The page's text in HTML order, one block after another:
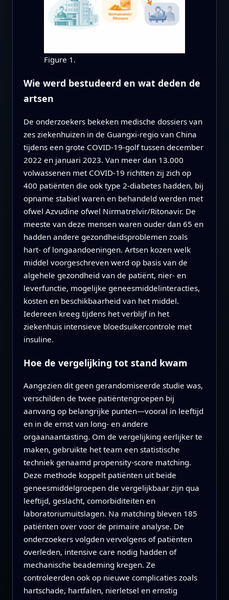
Figure 1.
Wie werd bestudeerd en wat deden de
artsen
De onderzoekers bekeken medische dossiers van
zes ziekenhuizen in de Guangxi-regio van China
tijdens een grote COVID-19-golf tussen december
2022 en januari 2023. Van meer dan 13.000
volwassenen met COVID-19 richtten zij zich op
400 patiënten die ook type 2-diabetes hadden, bij
opname stabiel waren en behandeld werden met
ofwel Azvudine ofwel Nirmatrelvir/Ritonavir. De
meeste van deze mensen waren ouder dan 65 en
hadden andere gezondheidsproblemen zoals
hart- of longaandoeningen. Artsen kozen welk
middel voorgeschreven werd op basis van de
algehele gezondheid van de patiënt, nier- en
leverfunctie, mogelijke geneesmiddelinteracties,
kosten en beschikbaarheid van het middel.
Iedereen kreeg tijdens het verblijf in het
ziekenhuis intensieve bloedsuikercontrole met
insuline.
Hoe de vergelijking tot stand kwam
Aangezien dit geen gerandomiseerde studie was,
verschilden de twee patiëntengroepen bij
aanvang op belangrijke punten—vooral in leeftijd
en in de ernst van long- en andere
orgaanaantasting. Om de vergelijking eerlijker te
maken, gebruikte het team een statistische
techniek genaamd propensity-score matching.
Deze methode koppelt patiënten uit beide
geneesmiddelgroepen die vergelijkbaar zijn qua
leeftijd, geslacht, comorbiditeiten en
laboratoriumuitslagen. Na matching bleven 185
patiënten over voor de primaire analyse. De
onderzoekers volgden vervolgens of patiënten
overleden, intensive care nodig hadden of
mechanische beademing kregen. Ze
controleerden ook op nieuwe complicaties zoals
hartschade, hartfalen, nierletsel en ernstig